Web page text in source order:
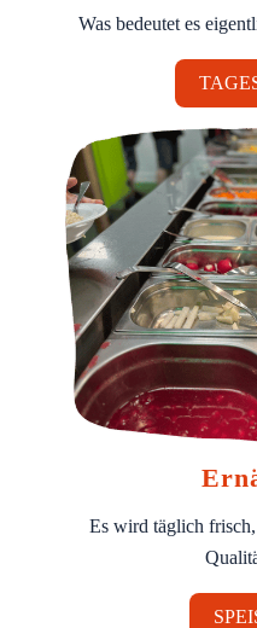
Was bedeutet es
Es wird täglich